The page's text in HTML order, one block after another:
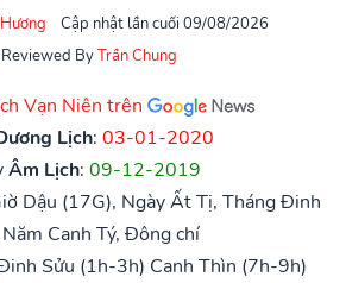
Cập nhật lần cuối 09/08/2026
Reviewed ByTrần Chung
Vạn Niên trên
Lịch: 03-01-2020
Âm Lịch: 09-12-2019
Dậu (17G), Ngày Ất Tị, Tháng Đinh
Canh Tý, Đông chí
Sửu (1h-3h) Canh Thìn (7h-9h)